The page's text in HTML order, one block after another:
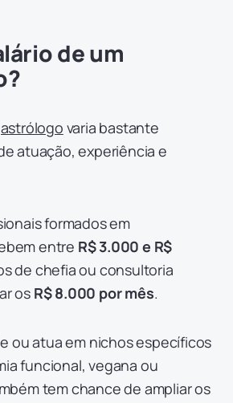
de um
varia bastante
atuação, experiência e
formados em
entre R$ 3.000 e R$
de chefia ou consultoria
os R$ 8.000 por mês.
ou atua em nichos específicos
funcional, vegana ou
tem chance de ampliar os